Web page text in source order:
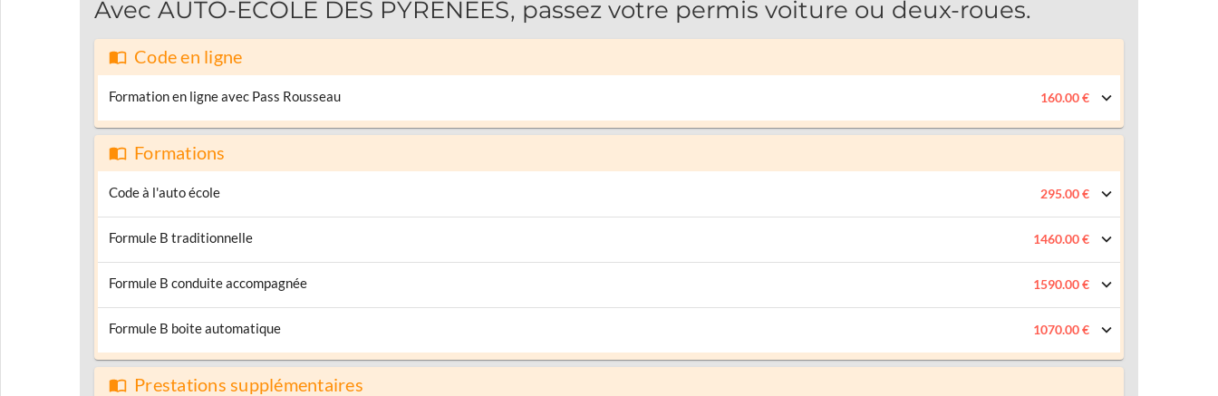
Avec AUTO-ECOLE DES PYRENEES, passez votre permis voiture ou deux-roues.
Code en ligne
Formation en ligne avec Pass Rousseau 160.00 €
Formations
Code à l'auto école 295.00 €
Formule B traditionnelle 1460.00 €
Formule B conduite accompagnée 1590.00 €
Formule B boite automatique 1070.00 €
Prestations supplémentaires